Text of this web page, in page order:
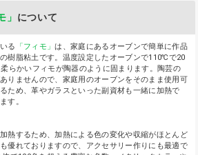
」 について
る 「フィモ」は、家庭にあるオーブンで簡単に作品
樹脂粘土です。温度設定したオーブンで110℃で20
らかいフィモが陶器のように固まります。陶芸の
りませんので、家庭用のオーブンをそのまま使用可
ため、革やガラスといった副資材も一緒に加熱で
す。
熱するため、加熱による色の変化や収縮がほとんど
優れておりますので、アクセサリー作りにも最適で